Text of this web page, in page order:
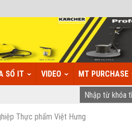
SỔ IT VIDEO MT PURCHASE
Thực phẩm Việt Hưng